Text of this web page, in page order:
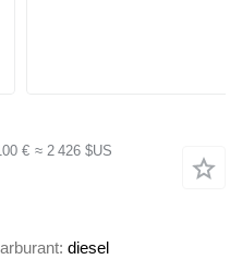
€ ≈ 2 426 $US
diesel